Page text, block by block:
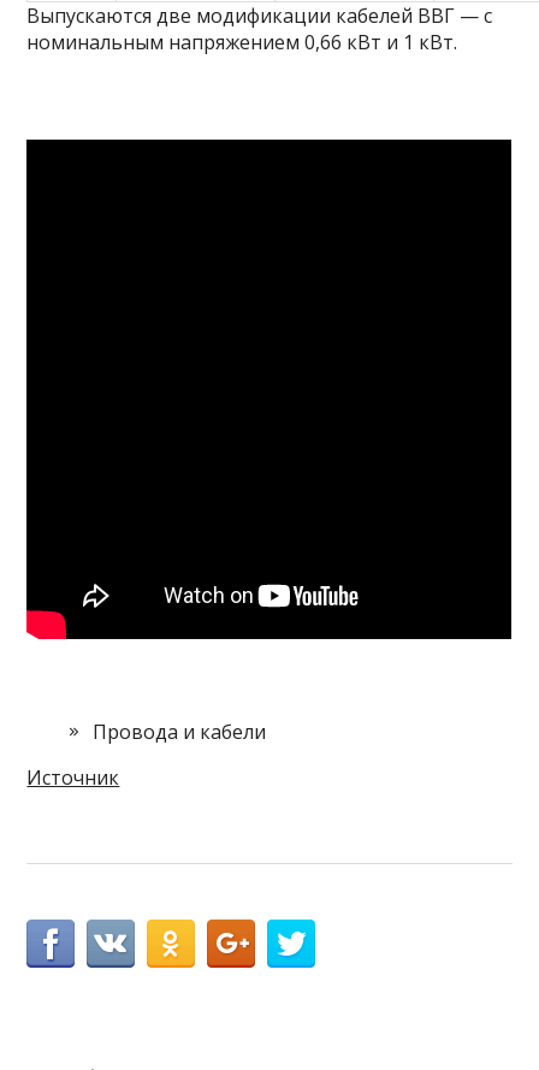
Выпускаются две модификации кабелей ВВГ — с
номинальным напряжением 0,66 кВт и 1 кВт.
Провода и кабели
Источник